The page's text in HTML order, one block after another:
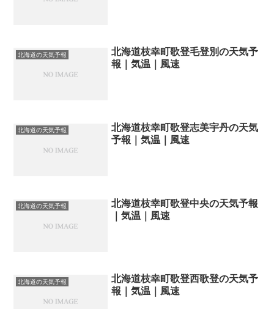
北海道の天気予報
北海道枝幸町歌登毛登別の天気予
報｜気温｜風速
北海道の天気予報
北海道枝幸町歌登志美宇丹の天気
予報｜気温｜風速
北海道の天気予報
北海道枝幸町歌登中央の天気予報
｜気温｜風速
北海道の天気予報
北海道枝幸町歌登西歌登の天気予
報｜気温｜風速